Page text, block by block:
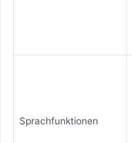
Sprachfunktionen